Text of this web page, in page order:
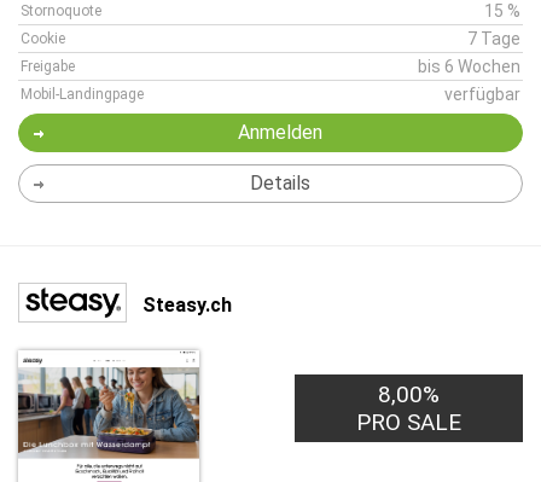
Stornoquote 15 %
Cookie 7 Tage
Freigabe bis 6 Wochen
Mobil-Landingpage verfügbar
Anmelden
Details
Steasy.ch
8,00%
PRO SALE